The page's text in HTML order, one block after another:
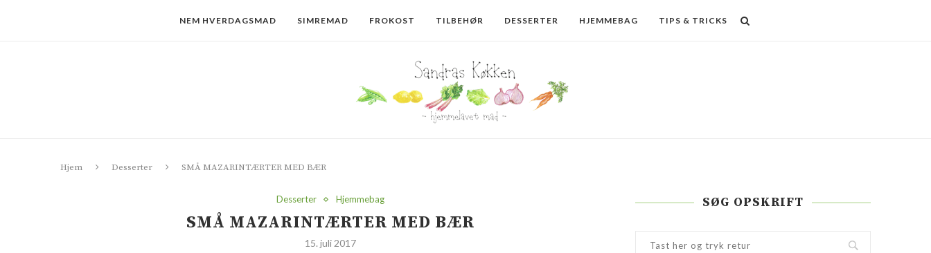
NEM HVERDAGSMAD SIMREMAD FROKOST TILBEHØR DESSERTER HJEMMEBAG TIPS & TRICKS
Hjem Desserter SMÅ MAZARINTÆRTER MED BÆR
Desserter Hjemmebag
SMÅ MAZARINTÆRTER MED BÆR
15. juli 2017
SØG OPSKRIFT